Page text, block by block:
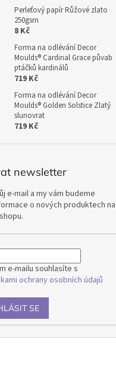
Perleťový papír Růžové zlato
250gsm
8 Kč
Forma na odlévání Decor
Moulds® Cardinal Grace půvab
ptáčků kardinálů
719 Kč
Forma na odlévání Decor
Moulds® Golden Solstice Zlatý
slunovrat
719 Kč
newsletter
e-mail a my vám budeme
o nových produktech na
e-mailu souhlasíte s
ochrany osobních údajů
SE